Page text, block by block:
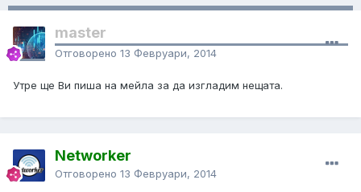
master
Отговорено 13 Февруари, 2014
Утре ще Ви пиша на мейла за да изгладим нещата.
Networker
Отговорено 13 Февруари, 2014